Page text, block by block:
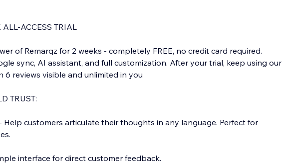
ALL-ACCESS TRIAL
of Remarqz for 2 weeks - completely FREE, no credit card required.
sync, AI assistant, and full customization. After your trial, keep using our
6 reviews visible and unlimited in you
TRUST:
Help customers articulate their thoughts in any language. Perfect for
interface for direct customer feedback.